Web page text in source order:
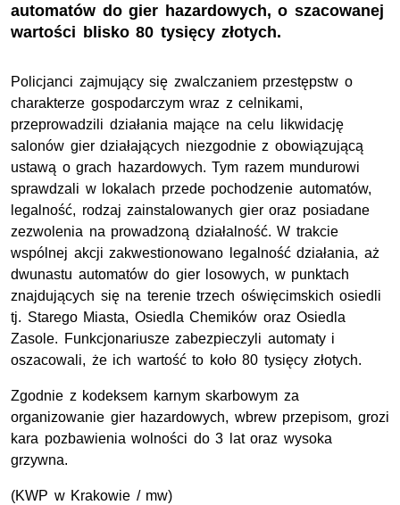
automatów do gier hazardowych, o szacowanej
wartości blisko 80 tysięcy złotych.
Policjanci zajmujący się zwalczaniem przestępstw o
charakterze gospodarczym wraz z celnikami,
przeprowadzili działania mające na celu likwidację
salonów gier działających niezgodnie z obowiązującą
ustawą o grach hazardowych. Tym razem mundurowi
sprawdzali w lokalach przede pochodzenie automatów,
legalność, rodzaj zainstalowanych gier oraz posiadane
zezwolenia na prowadzoną działalność. W trakcie
wspólnej akcji zakwestionowano legalność działania, aż
dwunastu automatów do gier losowych, w punktach
znajdujących się na terenie trzech oświęcimskich osiedli
tj. Starego Miasta, Osiedla Chemików oraz Osiedla
Zasole. Funkcjonariusze zabezpieczyli automaty i
oszacowali, że ich wartość to koło 80 tysięcy złotych.
Zgodnie z kodeksem karnym skarbowym za
organizowanie gier hazardowych, wbrew przepisom, grozi
kara pozbawienia wolności do 3 lat oraz wysoka
grzywna.
(KWP w Krakowie / mw)